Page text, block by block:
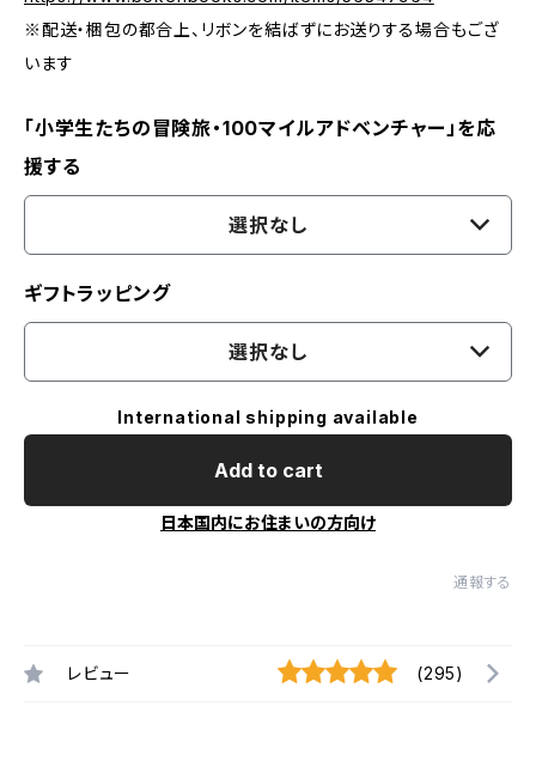
※配送・梱包の都合上、リボンを結ばずにお送りする場合もござ
います
「小学生たちの冒険旅・100マイルアドベンチャー」を応
援する
選択なし
ギフトラッピング
選択なし
International shipping available
Add to cart
日本国内にお住まいの方向け
通報する
レビュー (295)